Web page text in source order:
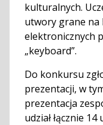
kulturalnych.
utwory grane na
elektronicznych
„keyboard”.
Do konkursu
prezentacji, w
prezentacja
udział łącznie